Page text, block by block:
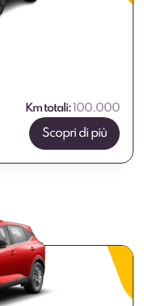
Km totali:100.000
Scopri di più